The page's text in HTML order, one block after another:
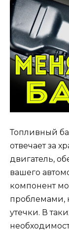
Топливный
отвечает за
двигатель,
вашего
компонент
проблемами,
утечки. В